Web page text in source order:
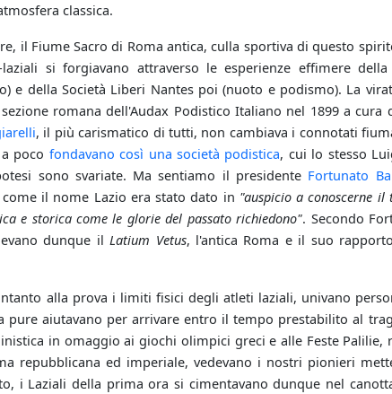
classica.
il Fiume Sacro di Roma antica, culla sportiva di questo
si forgiavano attraverso le esperienze effimere della
e della Società Liberi Nantes poi (nuoto e podismo). La
romana dell'Audax Podistico Italiano nel 1899 a cura
, il più carismatico di tutti, non cambiava i connotati
poco fondavano così una società podistica, cui lo stesso
sono svariate. Ma sentiamo il presidente Fortunato
come il nome Lazio era stato dato in "auspicio a conoscerne
e storica come le glorie del passato richiedono". Secondo
dunque ilLatium Vetus, l'antica Roma e il suo
alla prova i limiti fisici degli atleti laziali, univano
pure aiutavano per arrivare entro il tempo prestabilito al
in omaggio ai giochi olimpici greci e alle Feste Palilie,
repubblicana ed imperiale, vedevano i nostri pionieri
i Laziali della prima ora si cimentavano dunque nel